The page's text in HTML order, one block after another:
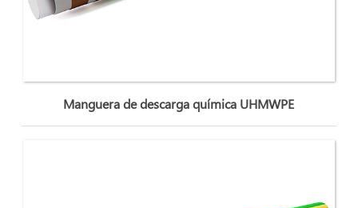
Manguera de descarga química UHMWPE